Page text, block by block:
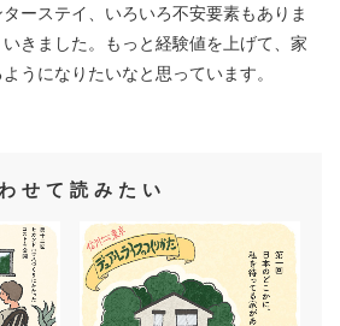
ーステイ、いろいろ不安要素もありま
きました。もっと経験値を上げて、家
うになりたいなと思っています。
せて読みたい